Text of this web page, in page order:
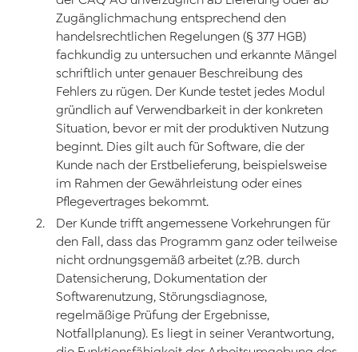
Zugänglichmachung entsprechend den
handelsrechtlichen Regelungen (§ 377 HGB)
fachkundig zu untersuchen und erkannte Mängel
schriftlich unter genauer Beschreibung des
Fehlers zu rügen. Der Kunde testet jedes Modul
gründlich auf Verwendbarkeit in der konkreten
Situation, bevor er mit der produktiven Nutzung
beginnt. Dies gilt auch für Software, die der
Kunde nach der Erstbelieferung, beispielsweise
im Rahmen der Gewährleistung oder eines
Pflegevertrages bekommt.
Der Kunde trifft angemessene Vorkehrungen für
den Fall, dass das Programm ganz oder teilweise
nicht ordnungsgemäß arbeitet (z.?B. durch
Datensicherung, Dokumentation der
Softwarenutzung, Störungsdiagnose,
regelmäßige Prüfung der Ergebnisse,
Notfallplanung). Es liegt in seiner Verantwortung,